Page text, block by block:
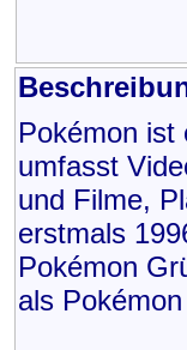
Pokémon ist
umfasst
und Filme,
erstmals
Pokémon
als